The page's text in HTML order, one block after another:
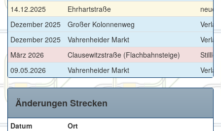
14.12.2025
Ehrhartstraße
neuer
Dezember 2025
Großer Kolonnenweg
Dezember 2025
Vahrenheider Markt
März 2026
Clausewitzstraße (Flachbahnsteige)
09.05.2026
Vahrenheider Markt
Änderungen Strecken
Datum Ort